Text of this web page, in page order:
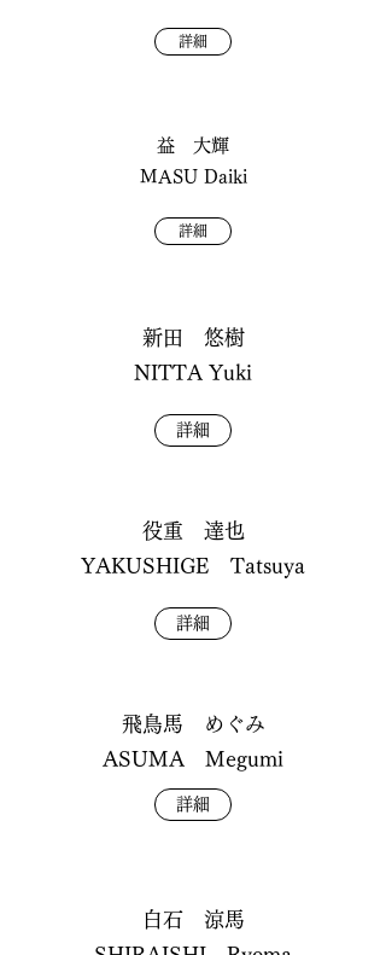
詳細
益 大輝
MASU Daiki
詳細
新田 悠樹
NITTA Yuki
詳細
役重 達也
YAKUSHIGE Tatsuya
詳細
飛鳥馬 めぐみ
ASUMA Megumi
詳細
白石 涼馬